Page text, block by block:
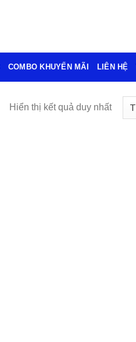
COMBO KHUYẾN MÃI LIÊN HỆ
Hiển thị kết quả duy nhất